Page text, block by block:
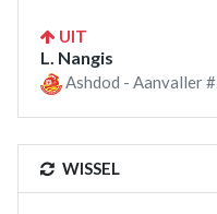
UIT
L. Nangis
Ashdod - Aanvaller #
WISSEL